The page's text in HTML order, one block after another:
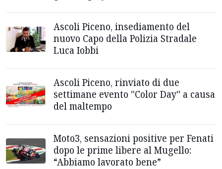
Ascoli Piceno, insediamento del
nuovo Capo della Polizia Stradale
Luca Iobbi
Ascoli Piceno, rinviato di due
settimane evento ''Color Day'' a causa
del maltempo
Moto3, sensazioni positive per Fenati
dopo le prime libere al Mugello:
“Abbiamo lavorato bene”